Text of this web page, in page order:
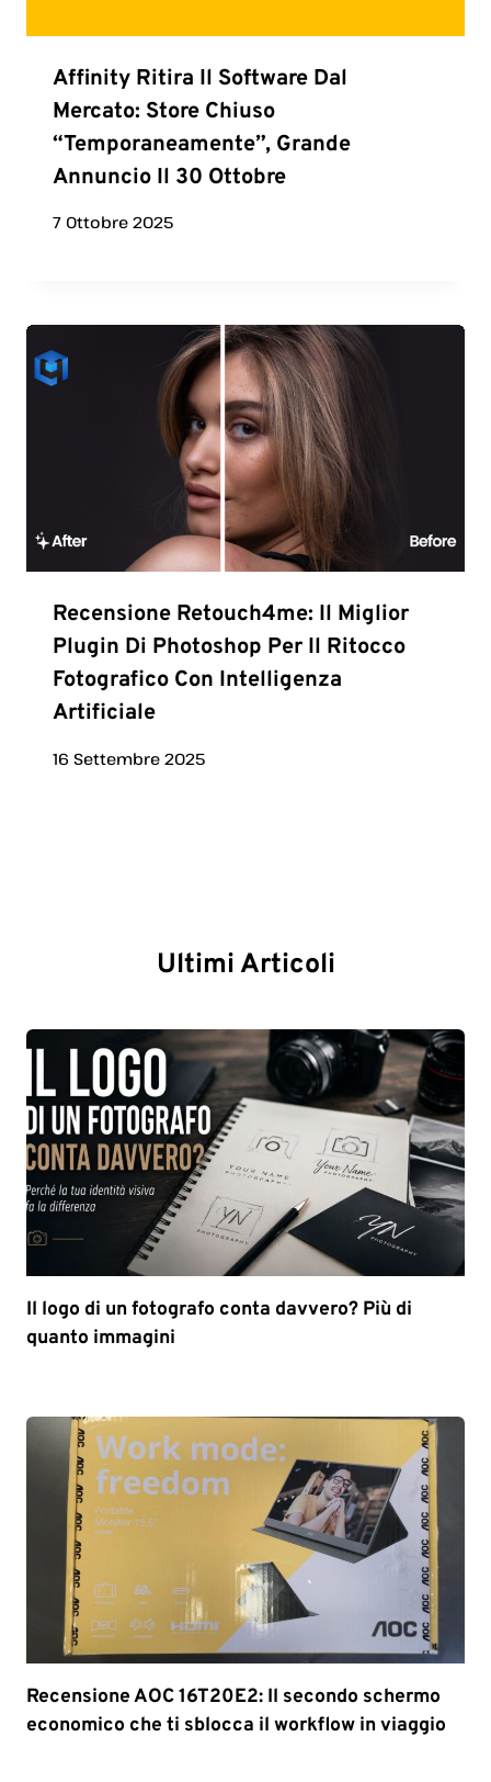
Affinity Ritira Il Software Dal
Mercato: Store Chiuso
“temporaneamente”, Grande
Annuncio Il 30 Ottobre
7 Ottobre 2025
Recensione Retouch4me: Il Miglior
Plugin Di Photoshop Per Il Ritocco
Fotografico Con Intelligenza
Artificiale
16 Settembre 2025
Ultimi Articoli
Il logo di un fotografo conta davvero? Più di
quanto immagini
Recensione AOC 16T20E2: Il secondo schermo
economico che ti sblocca il workflow in viaggio